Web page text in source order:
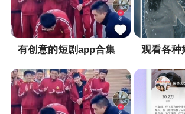
1、官方接入顺丰、德邦、京东
国内外主流快递平台，提供快递100
寄件、同城急送、寄大件、国际
件、商家寄件、生鲜冷运等各类型寄
2、企业前台放置寄件二维码，
有创意的短剧app合集